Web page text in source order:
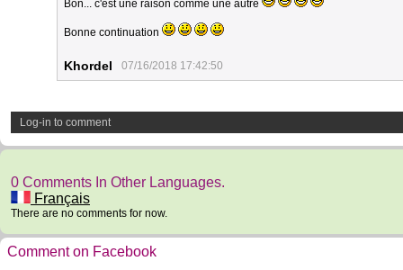
Bon... c'est une raison comme une autre
Bonne continuation
Khordel 07/16/2018 17:42:50
Log-in to comment
0 Comments In Other Languages.
Français
There are no comments for now.
Comment on Facebook